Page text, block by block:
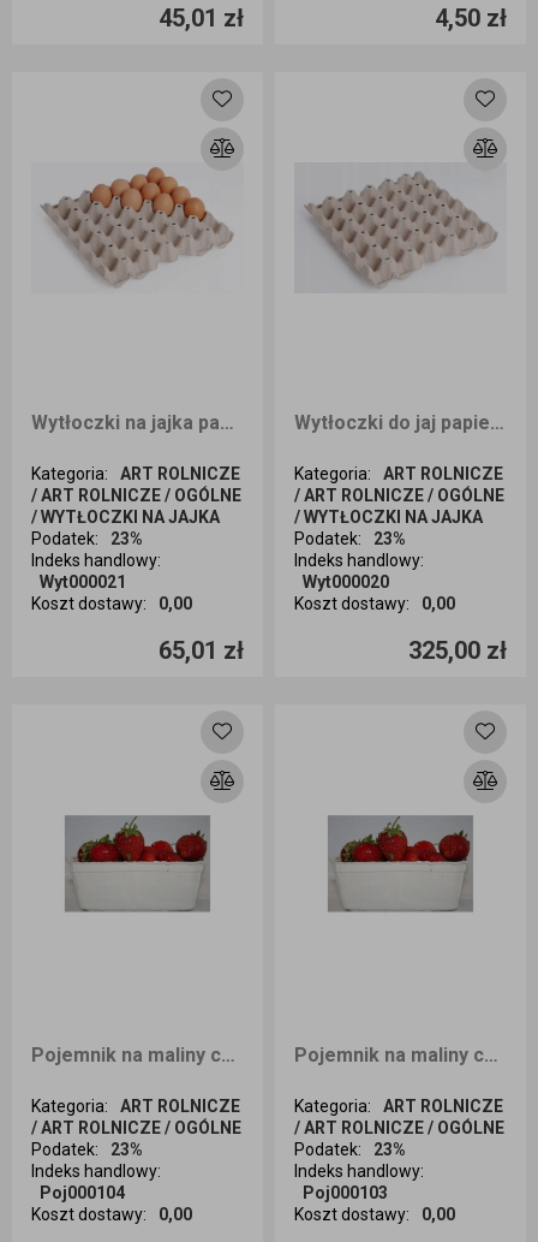
45,01 zł 4,50 zł
Wytłoczki na jajka papierowe na 30 jaj 100 sztuk
Kategoria:
ART ROLNICZE
/ ART ROLNICZE / OGÓLNE
/ WYTŁOCZKI NA JAJKA
Podatek:
23%
Indeks handlowy:
Wyt000021
Koszt dostawy: 0,00
65,01 zł
Ilość sztuk
Wytłoczki do jaj papierowe na 30 jaj 500 sztuk
Kategoria:
ART ROLNICZE
/ ART ROLNICZE / OGÓLNE
/ WYTŁOCZKI NA JAJKA
Podatek:
23%
Indeks handlowy:
Wyt000020
Koszt dostawy: 0,00
325,00 zł
Ilość sztuk
Pojemnik na maliny czeskie 250g 100sztBN
Kategoria:
ART ROLNICZE
/ ART ROLNICZE / OGÓLNE
Podatek:
23%
Indeks handlowy:
Poj000104
Koszt dostawy: 0,00
Ilość sztuk
Pojemnik na maliny czeskie 250g 50szt.BN
Kategoria:
ART ROLNICZE
/ ART ROLNICZE / OGÓLNE
Podatek:
23%
Indeks handlowy:
Poj000103
Koszt dostawy: 0,00
Ilość sztuk